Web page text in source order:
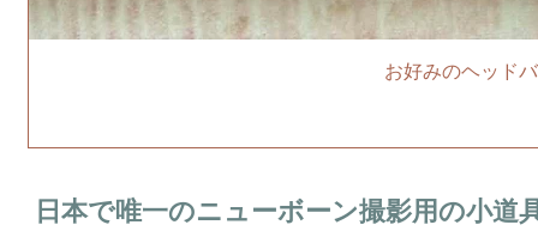
お好みのヘッド
日本で唯一のニューボーン撮影用の小道